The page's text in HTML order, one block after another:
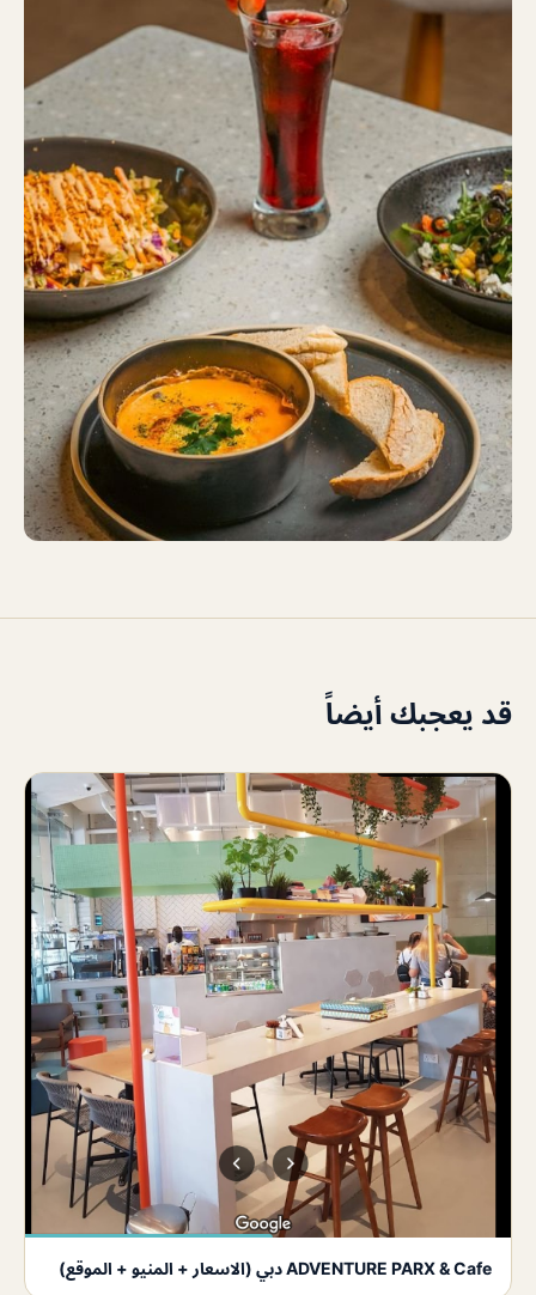
قد يعجبك أيضاً
ADVENTURE PARX & Cafe دبي (الاسعار + المنيو + الموقع)